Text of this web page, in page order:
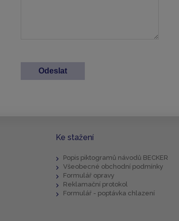
Ke stažení
Popis piktogramů návodů BECKER
Všeobecné obchodní podmínky
Formulář opravy
Reklamační protokol
Formulář - poptávka chlazení